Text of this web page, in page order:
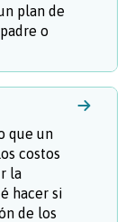
plan de
o
que un
costos
la
hacer si
de los